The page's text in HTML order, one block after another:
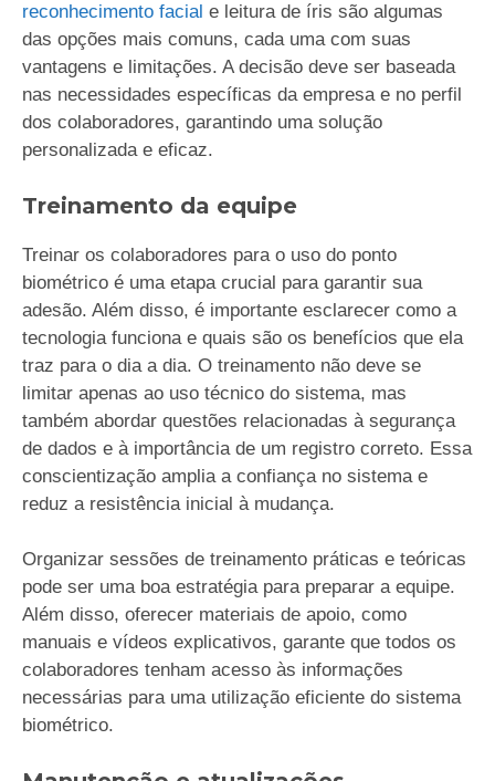
reconhecimento facial e leitura de íris são algumas
das opções mais comuns, cada uma com suas
vantagens e limitações. A decisão deve ser baseada
nas necessidades específicas da empresa e no perfil
dos colaboradores, garantindo uma solução
personalizada e eficaz.
Treinamento da equipe
Treinar os colaboradores para o uso do ponto
biométrico é uma etapa crucial para garantir sua
adesão. Além disso, é importante esclarecer como a
tecnologia funciona e quais são os benefícios que ela
traz para o dia a dia. O treinamento não deve se
limitar apenas ao uso técnico do sistema, mas
também abordar questões relacionadas à segurança
de dados e à importância de um registro correto. Essa
conscientização amplia a confiança no sistema e
reduz a resistência inicial à mudança.
Organizar sessões de treinamento práticas e teóricas
pode ser uma boa estratégia para preparar a equipe.
Além disso, oferecer materiais de apoio, como
manuais e vídeos explicativos, garante que todos os
colaboradores tenham acesso às informações
necessárias para uma utilização eficiente do sistema
biométrico.